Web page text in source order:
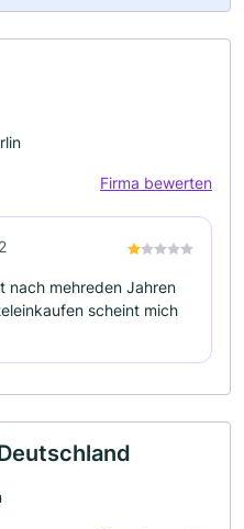
Firma bewerten
nach mehreden Jahren
scheint mich